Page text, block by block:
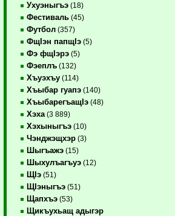
Ухуэныгъэ (18)
Фестиваль (45)
Футбол (357)
ФщIэн папщIэ (5)
Фэ фщIэрэ (5)
Фэеплъ (132)
Хъуэхъу (114)
Хъыбар гуапэ (140)
ХъыбарегъащIэ (48)
Хэха (3 889)
Хэхыныгъэ (10)
Чэнджэщхэр (3)
Шыгъажэ (15)
Шыхулъагъуэ (12)
ЩIэ (51)
ЩIэныгъэ (51)
Щапхъэ (53)
Щикъухьащ адыгэр